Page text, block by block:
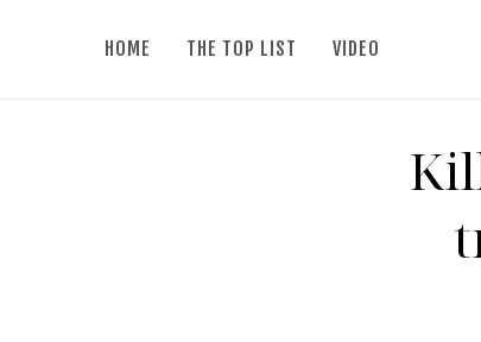
HOME THE TOP LIST VIDEO